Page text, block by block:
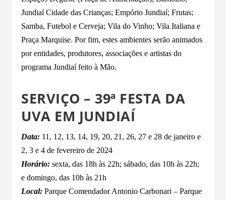
Jundiaí Cidade das Crianças; Empório Jundiaí; Frutas;
Samba, Futebol e Cerveja; Vila do Vinho; Vila Italiana e
Praça Marquise. Por fim, estes ambientes serão animados
por entidades, produtores, associações e artistas do
programa Jundiaí feito à Mão.
SERVIÇO – 39ª FESTA DA
UVA EM JUNDIAÍ
Data: 11, 12, 13, 14, 19, 20, 21, 26, 27 e 28 de janeiro e
2, 3 e 4 de fevereiro de 2024
Horário:sexta, das 18h às 22h; sábado, das 10h às 22h;
e domingo, das 10h às 21h
Local: Parque Comendador Antonio Carbonari – Parque